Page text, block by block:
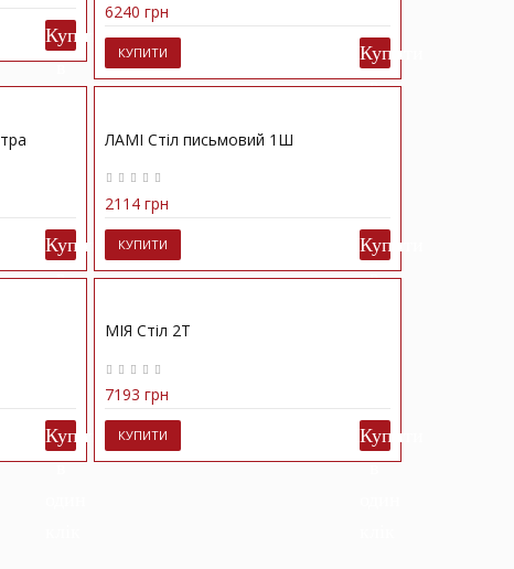
6240 грн
КУПИТИ
ЛАМІ Стіл письмовий 1Ш
2114 грн
КУПИТИ
МІЯ Стіл 2Т
7193 грн
КУПИТИ